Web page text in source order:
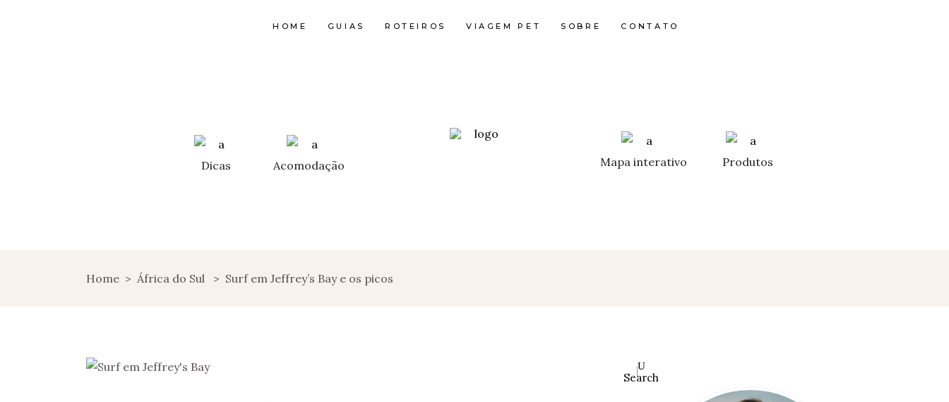
HOME GUIAS ROTEIROS VIAGEM PET SOBRE CONTATO
Dicas Acomodação Mapa interativo Produtos
Home > África do Sul > Surf em Jeffrey’s Bay e os picos
Search